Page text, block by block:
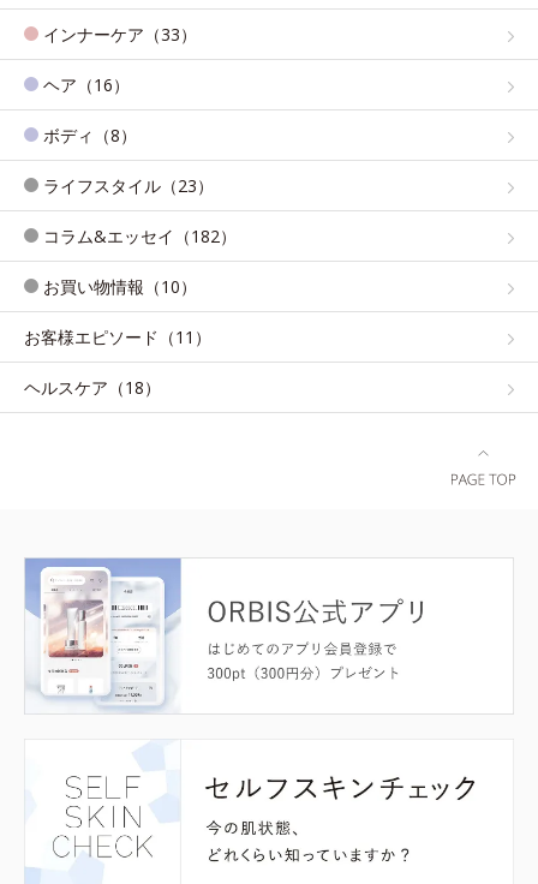
インナーケア（33）
ヘア（16）
ボディ（8）
ライフスタイル（23）
コラム&エッセイ（182）
お買い物情報（10）
お客様エピソード（11）
ヘルスケア（18）